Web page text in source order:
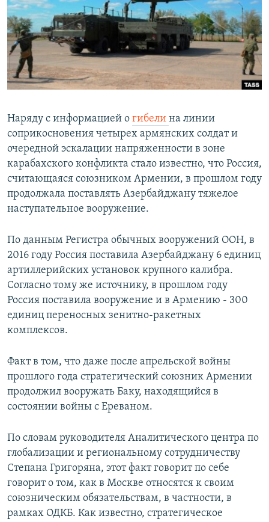
Հայերեն
English
Русский
Все сайты Радио Азатутюн
Наряду с информацией о гибели на линии
соприкосновения четырех армянских солдат и
очередной эскалации напряженности в зоне
карабахского конфликта стало известно, что Россия,
считающаяся союзником Армении, в прошлом году
продолжала поставлять Азербайджану тяжелое
наступательное вооружение.
По данным Регистра обычных вооружений ООН, в
2016 году Россия поставила Азербайджану 6 единиц
артиллерийских установок крупного калибра.
Согласно тому же источнику, в прошлом году
Россия поставила вооружение и в Армению - 300
единиц переносных зенитно-ракетных
комплексов.
Факт в том, что даже после апрельской войны
прошлого года стратегический союзник Армении
продолжил вооружать Баку, находящийся в
состоянии войны с Ереваном.
По словам руководителя Аналитического центра по
глобализации и региональному сотрудничеству
Степана Григоряна, этот факт говорит по себе
говорит о том, как в Москве относятся к своим
союзническим обязательствам, в частности, в
рамках ОДКБ. Как известно, стратегическое